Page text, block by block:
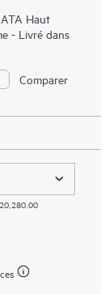
Haut
- Livré dans
Comparer